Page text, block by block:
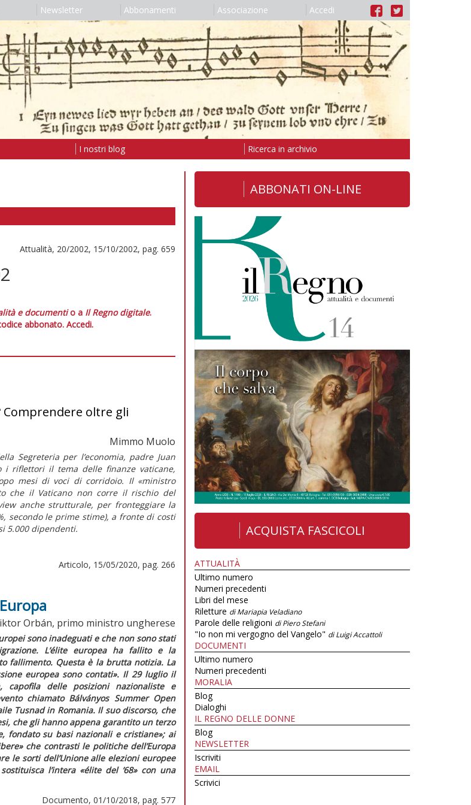
Newsletter Abbonamenti Associazione Accedi
I nostri blog Ricerca in archivio
Attualità, 20/2002, 15/10/2002, pag. 659
e documentio a Il Regno digitale.
abbonato. Accedi.
oltre gli
Mimmo Muolo
Segreteria per l’economia, padre Juan
i riflettori il tema delle finanze vaticane,
mesi di voci di corridoio. Il «ministro
che il Vaticano non corre il rischio del
anche strutturale, per fronteggiare la
secondo le prime stime), a fronte di costi
5.000 dipendenti.
Articolo, 15/05/2020, pag. 266
Orbán, primo ministro ungherese
sono inadeguati e che non sono stati
L’éliteeuropea ha fallito e la
fallimento. Questa è la brutta notizia. La
europea sono contati». Il 29 luglio il
capofila delle posizioni nazionaliste e
chiamato Bálványos Summer Open
Tusnad in Romania. Il suo discorso, che
che gli hanno appena garantito un terzo
fondato su basi nazionali e cristiane»;ai
che contrasti le politiche dell’Europa
le sorti dell’Unione alle elezioni europee
l’intera «élite del ’68»con una
Documento, 01/10/2018, pag. 577
ABBONATI ON-LINE
ACQUISTA FASCICOLI
ATTUALITÀ
Ultimo numero
Numeri precedenti
Libri del mese
Riletture di Mariapia Veladiano
Parole delle religioni di Piero Stefani
"Io non mi vergogno del Vangelo" di Luigi Accattoli
DOCUMENTI
Ultimo numero
Numeri precedenti
MORALIA
Blog
Dialoghi
IL REGNO DELLE DONNE
Blog
NEWSLETTER
Iscriviti
EMAIL
Scrivici